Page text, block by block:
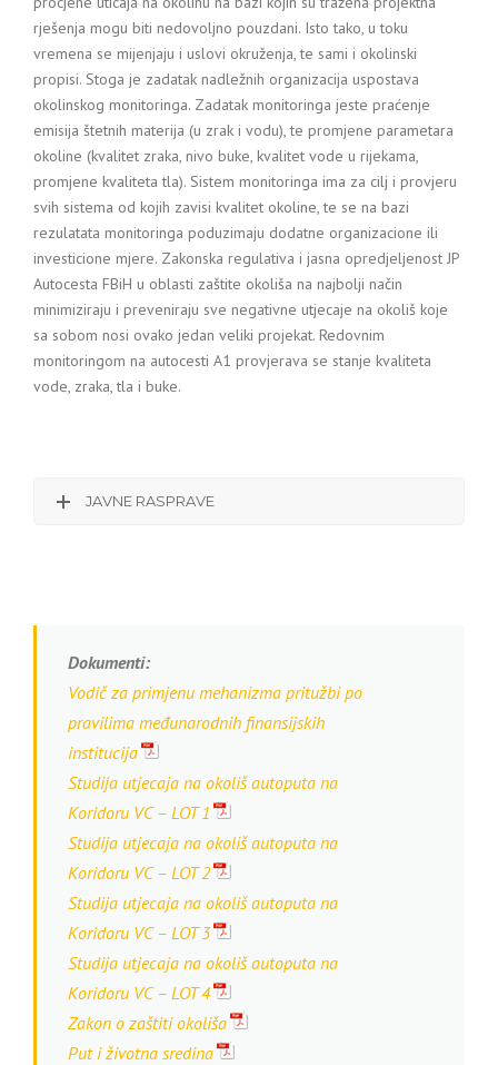
rješenja mogu biti nedovoljno pouzdani. Isto tako, u toku
vremena se mijenjaju i uslovi okruženja, te sami i okolinski
propisi. Stoga je zadatak nadležnih organizacija uspostava
okolinskog monitoringa. Zadatak monitoringa jeste praćenje
emisija štetnih materija (u zrak i vodu), te promjene parametara
okoline (kvalitet zraka, nivo buke, kvalitet vode u rijekama,
promjene kvaliteta tla). Sistem monitoringa ima za cilj i provjeru
svih sistema od kojih zavisi kvalitet okoline, te se na bazi
rezulatata monitoringa poduzimaju dodatne organizacione ili
investicione mjere. Zakonska regulativa i jasna opredjeljenost JP
Autocesta FBiH u oblasti zaštite okoliša na najbolji način
minimiziraju i preveniraju sve negativne utjecaje na okoliš koje
sa sobom nosi ovako jedan veliki projekat. Redovnim
monitoringom na autocesti A1 provjerava se stanje kvaliteta
vode, zraka, tla i buke.
JAVNE RASPRAVE
Dokumenti:
Vodič za primjenu mehanizma pritužbi po
pravilima međunarodnih finansijskih
institucija
Studija utjecaja na okoliš autoputa na
Koridoru VC – LOT 1
Studija utjecaja na okoliš autoputa na
Koridoru VC – LOT 2
Studija utjecaja na okoliš autoputa na
Koridoru VC – LOT 3
Studija utjecaja na okoliš autoputa na
Koridoru VC – LOT 4
Zakon o zaštiti okoliša
Put i životna sredina